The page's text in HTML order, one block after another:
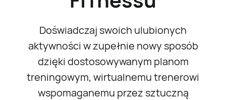
Doświadczaj swoich ulubionych
aktywności w zupełnie nowy sposób
dzięki dostosowywanym planom
treningowym, wirtualnemu trenerowi
wspomaganemu przez sztuczną